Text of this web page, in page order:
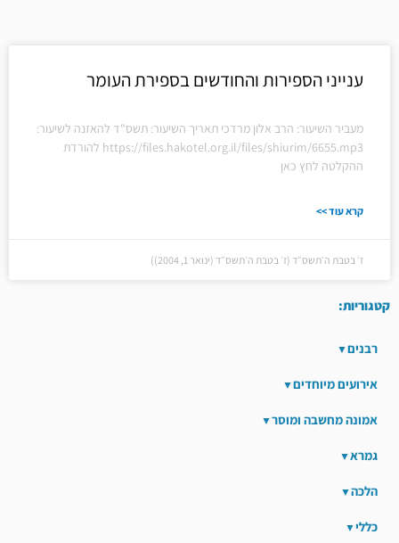
ענייני הספירות והחודשים בספירת העומר
מעביר השיעור: הרב אלון מרדכי תאריך השיעור: תשס"ד להאזנה לשיעור:
https://files.hakotel.org.il/files/shiurim/6655.mp3 להורדת
ההקלטה לחץ כאן
קרא עוד >>
ז׳ בטבת ה׳תשס״ד (ז׳ בטבת ה׳תשס״ד (ינואר 1, 2004))
קטגוריות:
רבנים
אירועים מיוחדים
אמונה מחשבה ומוסר
גמרא
הלכה
כללי